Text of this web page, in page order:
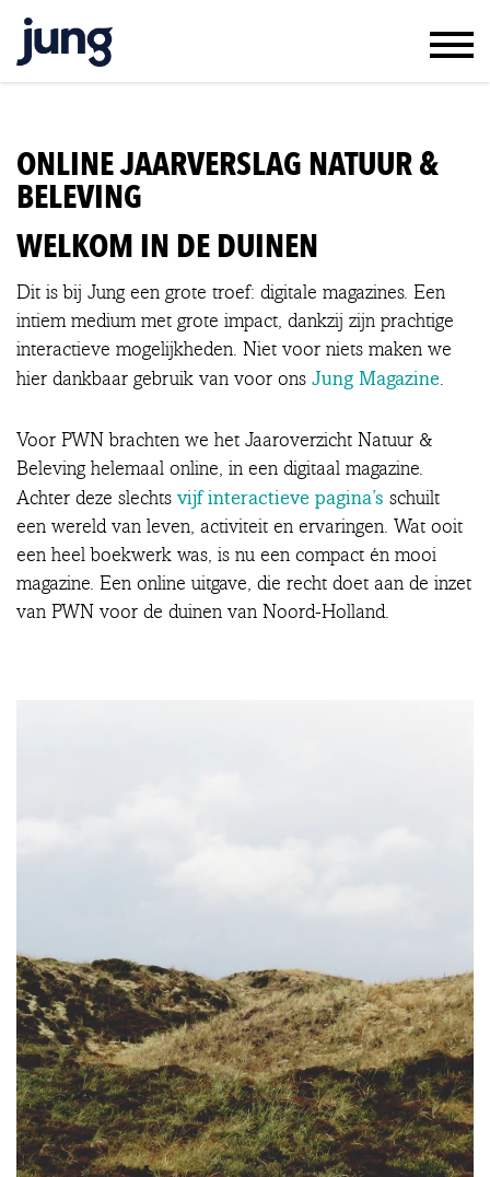
KLANTEN & JUNG
TEAM & VACATURES
CONTACT
IN ENGLISH
ONLINE JAARVERSLAG NATUUR &
BELEVING
WELKOM IN DE DUINEN
Dit is bij Jung een grote troef: digitale magazines. Een
intiem medium met grote impact, dankzij zijn prachtige
interactieve mogelijkheden. Niet voor niets maken we
hier dankbaar gebruik van voor ons Jung Magazine.
Voor PWN brachten we het Jaaroverzicht Natuur &
Beleving helemaal online, in een digitaal magazine.
Achter deze slechts vijf interactieve pagina’s schuilt
een wereld van leven, activiteit en ervaringen. Wat ooit
een heel boekwerk was, is nu een compact én mooi
magazine. Een online uitgave, die recht doet aan de inzet
van PWN voor de duinen van Noord-Holland.